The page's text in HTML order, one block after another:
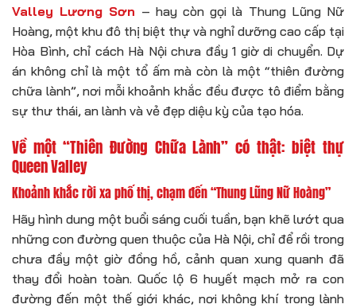
Valley Lương Sơn – hay còn gọi là Thung Lũng Nữ
Hoàng, một khu đô thị biệt thự và nghỉ dưỡng cao cấp tại
Hòa Bình, chỉ cách Hà Nội chưa đầy 1 giờ di chuyển. Dự
án không chỉ là một tổ ấm mà còn là một “thiên đường
chữa lành”, nơi mỗi khoảnh khắc đều được tô điểm bằng
sự thư thái, an lành và vẻ đẹp diệu kỳ của tạo hóa.
Về một “Thiên Đường Chữa Lành” có thật: biệt thự
Queen Valley
Khoảnh khắc rời xa phố thị, chạm đến “Thung Lũng Nữ Hoàng”
Hãy hình dung một buổi sáng cuối tuần, bạn khẽ lướt qua
những con đường quen thuộc của Hà Nội, chỉ để rồi trong
chưa đầy một giờ đồng hồ, cảnh quan xung quanh đã
thay đổi hoàn toàn. Quốc lộ 6 huyết mạch mở ra con
đường đến một thế giới khác, nơi không khí trong lành